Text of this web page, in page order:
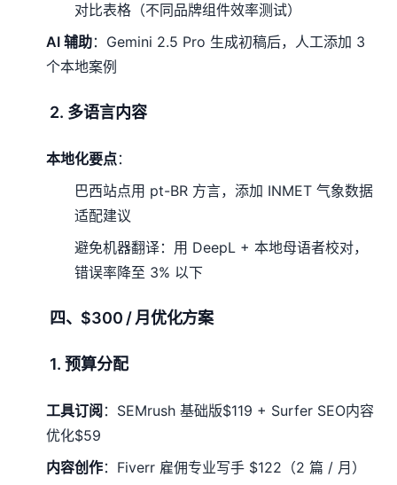
对比表格（不同品牌组件效率测试）
AI 辅助：Gemini 2.5 Pro 生成初稿后，人工添加 3
个本地案例
2. 多语言内容
本地化要点：
巴西站点用 pt-BR 方言，添加 INMET 气象数据
适配建议
避免机器翻译：用 DeepL + 本地母语者校对，
错误率降至 3% 以下
四、$300 / 月优化方案
1. 预算分配
工具订阅 ：SEMrush 基础版$119 + Surfer SEO内容
优化$59
内容创作：Fiverr 雇佣专业写手 $122（2 篇 / 月）